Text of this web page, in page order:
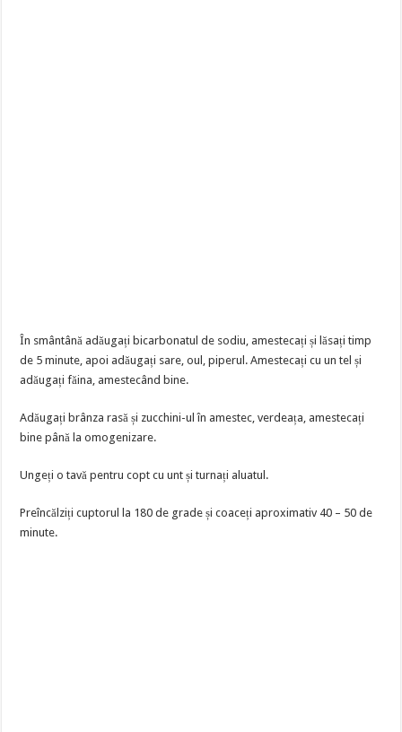
În smântână adăugați bicarbonatul de sodiu, amestecați și lăsați timp
de 5 minute, apoi adăugați sare, oul, piperul. Amestecați cu un tel și
adăugați făina, amestecând bine.
Adăugați brânza rasă și zucchini-ul în amestec, verdeața, amestecați
bine până la omogenizare.
Ungeți o tavă pentru copt cu unt și turnați aluatul.
Preîncălziți cuptorul la 180 de grade și coaceți aproximativ 40 – 50 de
minute.